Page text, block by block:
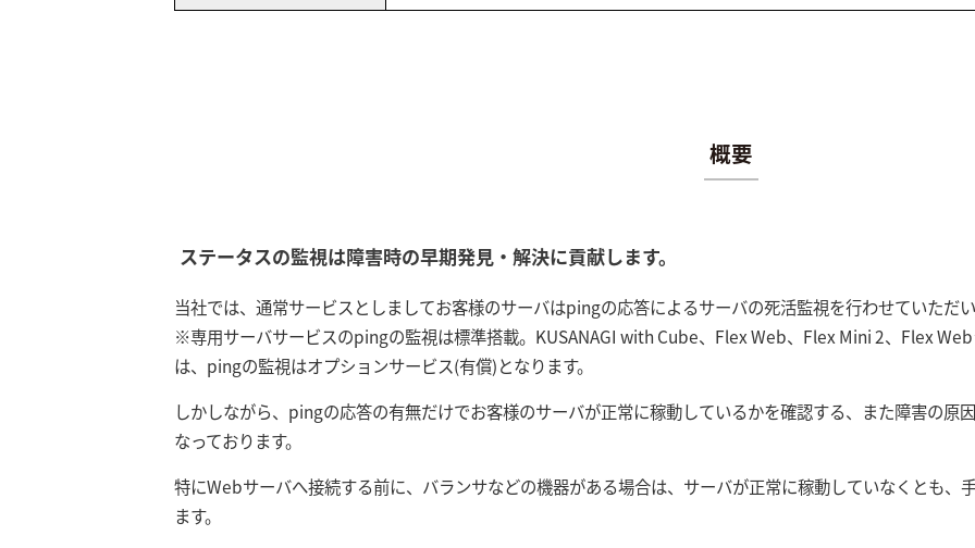
概要
ステータスの監視は障害時の早期発見・解決に貢献します。
当社では、通常サービスとしましてお客様のサーバはpingの応答によるサーバの死活監視を行わせていただ
※専用サーバサービスのpingの監視は標準搭載。KUSANAGI with Cube、Flex Web、Flex Mini 2、Flex
は、pingの監視はオプションサービス(有償)となります。
しかしながら、pingの応答の有無だけでお客様のサーバが正常に稼動しているかを確認する、また障害の原
なっております。
特にWebサーバへ接続する前に、バランサなどの機器がある場合は、サーバが正常に稼動していなくとも、
ます。